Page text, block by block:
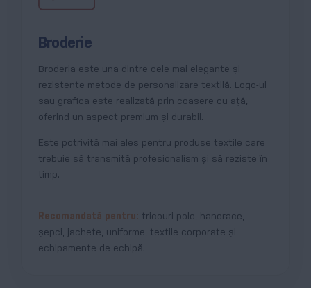
Broderie
Broderia este una dintre cele mai elegante și
rezistente metode de personalizare textilă. Logo-ul
sau grafica este realizată prin coasere cu ață,
oferind un aspect premium și durabil.
Este potrivită mai ales pentru produse textile care
trebuie să transmită profesionalism și să reziste în
timp.
Recomandată pentru: tricouri polo, hanorace,
șepci, jachete, uniforme, textile corporate și
echipamente de echipă.